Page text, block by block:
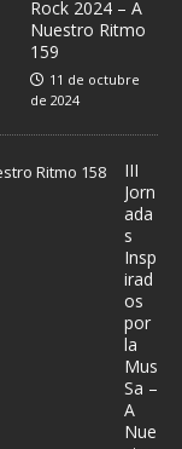
Rock 2024 – A
Nuestro Ritmo
159
11 de octubre
de 2024
III
Jorn
ada
s
Insp
irad
os
por
la
Mus
Sa –
A
Nue